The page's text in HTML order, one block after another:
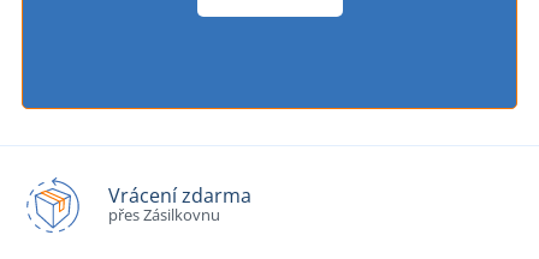
Vrácení zdarma
přes Zásilkovnu